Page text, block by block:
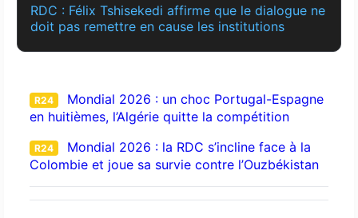
RDC : Félix Tshisekedi affirme que le dialogue ne
doit pas remettre en cause les institutions
R24
Mondial 2026 : un choc Portugal-Espagne
en huitièmes, l’Algérie quitte la compétition
R24
Mondial 2026 : la RDC s’incline face à la
Colombie et joue sa survie contre l’Ouzbékistan